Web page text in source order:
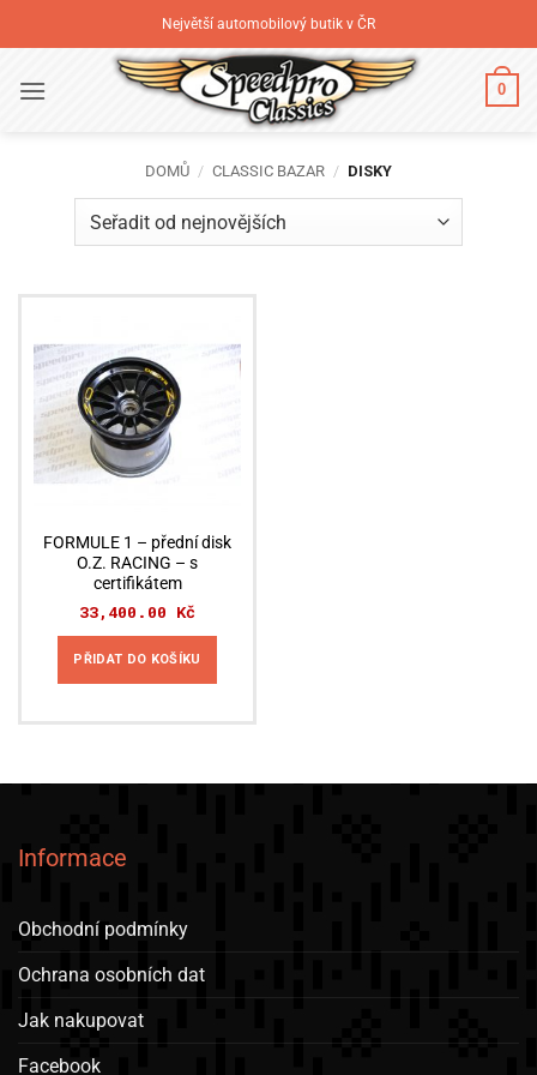
na
Největší automobilový butik v ČR
0
DOMŮ / CLASSIC BAZAR / DISKY
FORMULE 1 – přední disk
O.Z. RACING – s
certifikátem
33,400.00 Kč
PŘIDAT DO KOŠÍKU
Informace
Obchodní podmínky
Ochrana osobních dat
Jak nakupovat
Facebook